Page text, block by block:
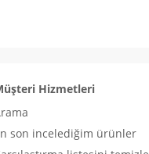
Hizmetleri
son incelediğim ürünler